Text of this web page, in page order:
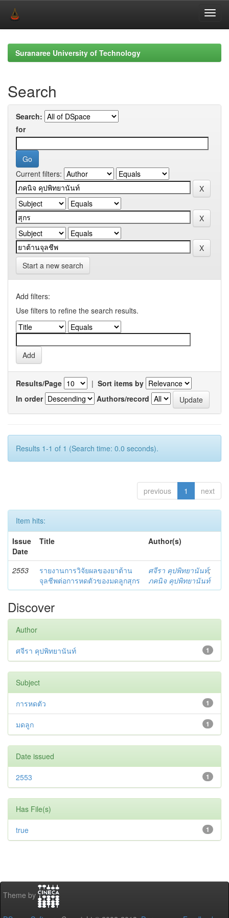
navigationSuranaree University of Technology
Search
Search:
for
Current filters:
Start a new search
Add filters:
Use filters to refine the search results.
Results/Page | Sort items by
In order
Authors/record
Results 1-1 of 1 (Search time: 0.0 seconds).
previous 1 next
Item hits:
Issue
Date
Title Author(s)
2553
รายงานการวิจัยผลของยาต้าน
จุลชีพต่อการหดตัวของมดลูกสุกร
ศจีรา คุปพิทยานันท์;
ภคนิจ คุปพิทยานันท์
Discover
Author
1
ศจีรา คุปพิทยานันท์
Subject
1
การหดตัว
1
มดลูก
Date issued
1
2553
Has File(s)
1
true
Theme by